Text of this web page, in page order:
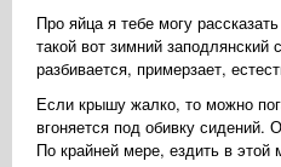
Про яйца я тебе могу
такой вот зимний
разбивается, примерзает,
Если крышу жалко, то можно
вгоняется под обивку сидений.
По крайней мере, ездить в